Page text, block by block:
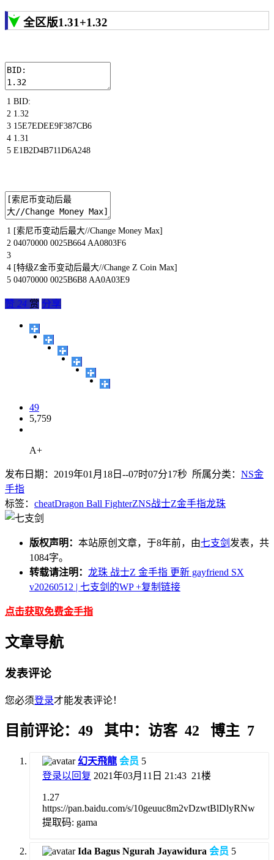
全区版1.31+1.32
1
2
3
4
5
BID:
1.32
15E7EDEE9F387CB6
1.31
E1B2D4B711D6A248
1
2
3
4
5
[索尼币变动后最大//Change Money Max]
04070000 0025B664 AA0803F6
[特级Z金币变动后最大//Change Z Coin Max]
04070000 0025B6B8 AA0A03E9
赞 24 赏 分享
49
5,759
A+
发布日期：2019年01月18日--07时07分17秒 所属分类： NS金
手指
标签： cheatDragon Ball FighterZNS战士Z金手指龙珠
版权声明： 本站原创文章，于8年前，由七支剑 发表，共
1084字。
转载请注明： 龙珠 战士Z 金手指 更新 gayfriend SX
v20260512 | 七支剑的WP+复制链接
点击获取免费金手指
文章导航
发表评论
您必须登录才能发表评论！
目前评论：49 其中：访客 42 博主 7
幻天飛龍 会员 5
登录以回复 2021年03月11日 21:43 21楼
1.27
https://pan.baidu.com/s/10geuuc8m2vDzwtBlDlyRNw
提取码: gama
Ida Bagus Ngurah Jayawidura 会员 5